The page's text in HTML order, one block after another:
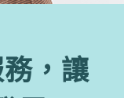
，讓